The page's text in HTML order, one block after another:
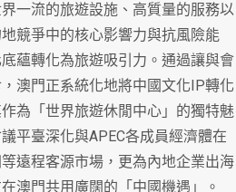
一流的旅遊設施、高質量的服務以
競爭中的核心影響力與抗風險能
蘊轉化為旅遊吸引力。通過讓與會
澳門正系統化地將中國文化IP轉化
為「世界旅遊休閒中心」的獨特魅
平臺深化與APEC各成員經濟體在
遠程客源市場，更為內地企業出海
澳門共用廣闊的「中國機遇」。